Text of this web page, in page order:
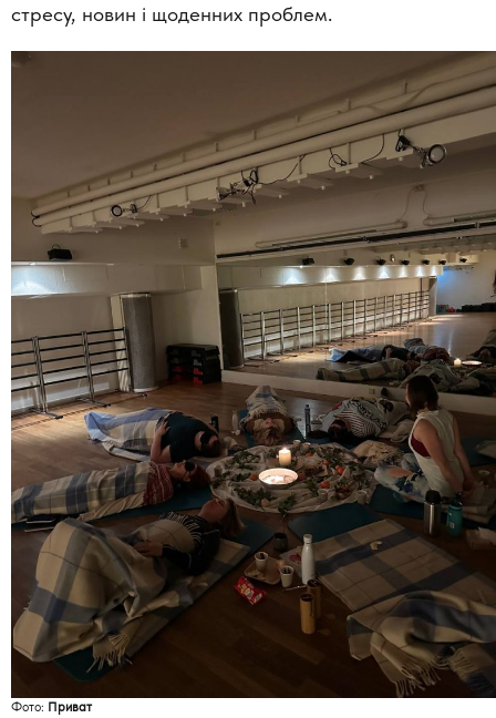
стресу, новин і щоденних проблем.
Фото: Приват